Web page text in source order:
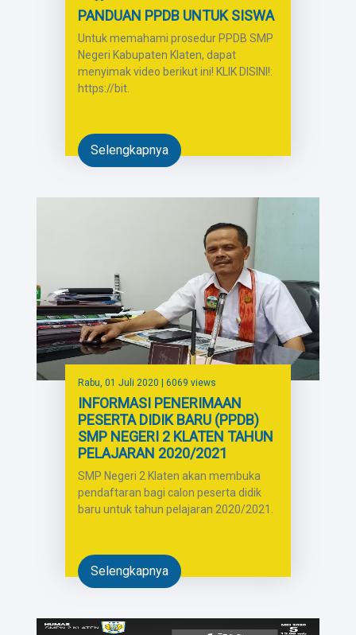
PANDUAN PPDB UNTUK SISWA
Untuk memahami prosedur PPDB SMP
Negeri Kabupaten Klaten, dapat
menyimak video berikut ini! KLIK DISINI!:
https://bit.
Selengkapnya
Rabu, 01 Juli 2020 | 6069 views
INFORMASI PENERIMAAN
PESERTA DIDIK BARU (PPDB)
SMP NEGERI 2 KLATEN TAHUN
PELAJARAN 2020/2021
SMP Negeri 2 Klaten akan membuka
pendaftaran bagi calon peserta didik
baru untuk tahun pelajaran 2020/2021.
Selengkapnya